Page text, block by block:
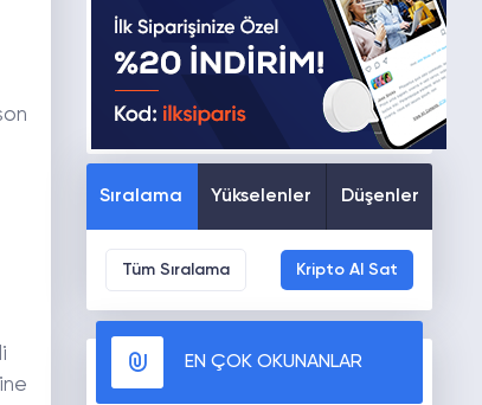
Sıralama Yükselenler Düşenler
Tüm Sıralama Kripto Al Sat
EN ÇOK OKUNANLAR